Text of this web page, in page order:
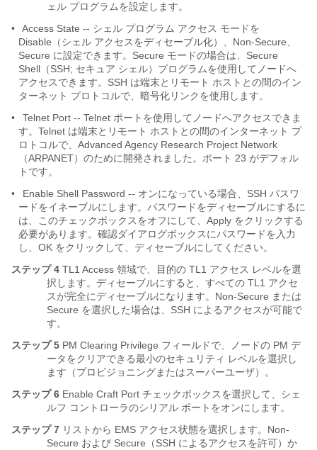
ェル プログラムを設定します。
•
Access State -- シェル プログラム アクセス モードを
Disable（シェル アクセスをディセーブル化）、Non-Secure、
Secure に設定できます。Secure モードの場合は、Secure
Shell（SSH; セキュア シェル）プログラムを使用してノードへ
アクセスできます。SSH は端末とリモート ホストとの間のイン
ターネット プロトコルで、暗号化リンクを使用します。
•
Telnet Port -- Telnet ポートを使用してノードへアクセスできま
す。Telnet は端末とリモート ホストとの間のインターネット プ
ロトコルで、Advanced Agency Research Project Network
（ARPANET）のために開発されました。ポート 23 がデフォル
トです。
•
Enable Shell Password -- オンになっている場合、SSH パスワ
ードをイネーブルにします。パスワードをディセーブルにするに
は、このチェックボックスをオフにして、Apply をクリックする
必要があります。確認ダイアログボックスにパスワードを入力
し、OK をクリックして、ディセーブルにしてください。
ステップ 4 TL1 Access 領域で、目的の TL1 アクセス レベルを選
択します。ディセーブルにすると、すべての TL1 アクセ
スが完全にディセーブルになります。Non-Secure または
Secure を選択した場合は、SSH によるアクセスが可能で
す。
ステップ 5 PM Clearing Privilege フィールドで、ノードの PM デ
ータをクリアできる最小のセキュリティ レベルを選択し
ます（プロビジョニングまたはスーパーユーザ）。
ステップ 6 Enable Craft Port チェックボックスを選択して、シェ
ルフ コントローラのシリアル ポートをオンにします。
ステップ 7 リストから EMS アクセス状態を選択します。Non-
Secure および Secure（SSH によるアクセスを許可）か